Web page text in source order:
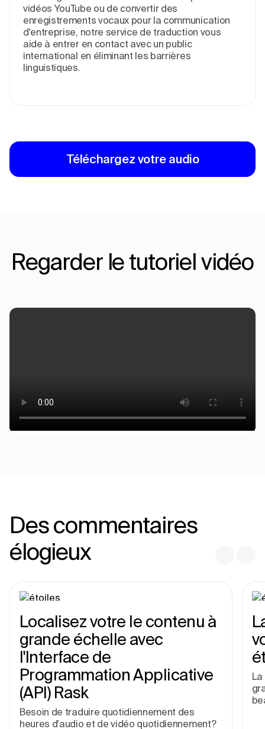
vidéos YouTube ou de convertir des
enregistrements vocaux pour la communication
d'entreprise, notre service de traduction vous
aide à entrer en contact avec un public
international en éliminant les barrières
linguistiques.
Téléchargez votre audio
Regarder le tutoriel vidéo
Des commentaires
élogieux
Localisez votre le contenu à
grande échelle avec
l'Interface de
Programmation Applicative
(API) Rask
Besoin de traduire quotidiennement des
heures d'audio et de vidéo quotidiennement?